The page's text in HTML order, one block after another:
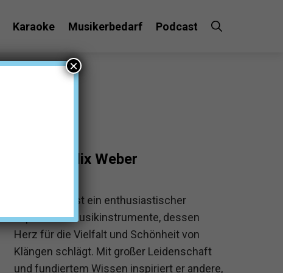
Karaoke Musikerbedarf Podcast
Felix Weber
Felix Weber ist ein enthusiastischer
Experte für Musikinstrumente, dessen
Herz für die Vielfalt und Schönheit von
Klängen schlägt. Mit großer Leidenschaft
und fundiertem Wissen inspiriert er andere,
×